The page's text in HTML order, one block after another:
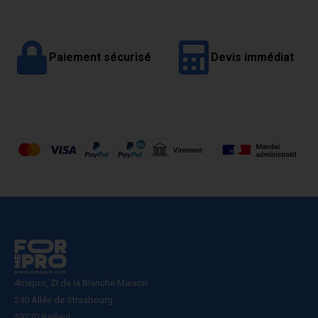
Paiement sécurisé Devis immédiat
4mepro, ZI de la Blanche Maison
240 Allée de Strasbourg